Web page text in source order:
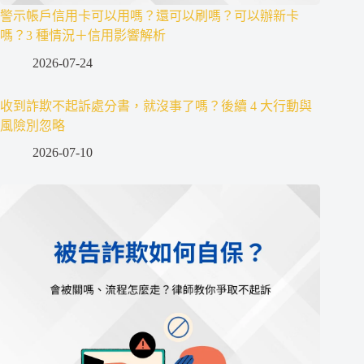
警示帳戶信用卡可以用嗎？還可以刷嗎？可以辦新卡
嗎？3 種情況＋信用影響解析
2026-07-24
收到詐欺不起訴處分書，就沒事了嗎？後續 4 大行動與
風險別忽略
2026-07-10